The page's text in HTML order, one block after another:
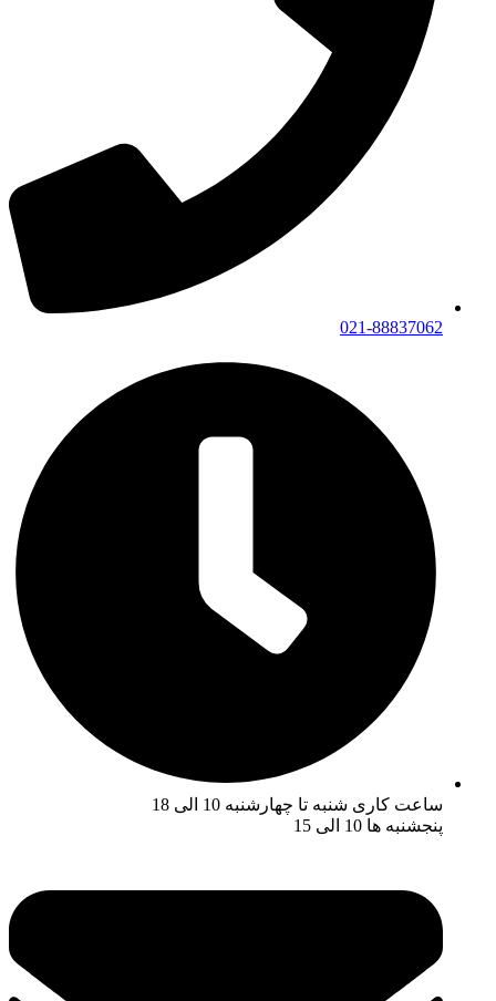
021-88837062
ساعت کاری شنبه تا چهارشنبه 10 الی 18
پنجشنبه ها 10 الی 15